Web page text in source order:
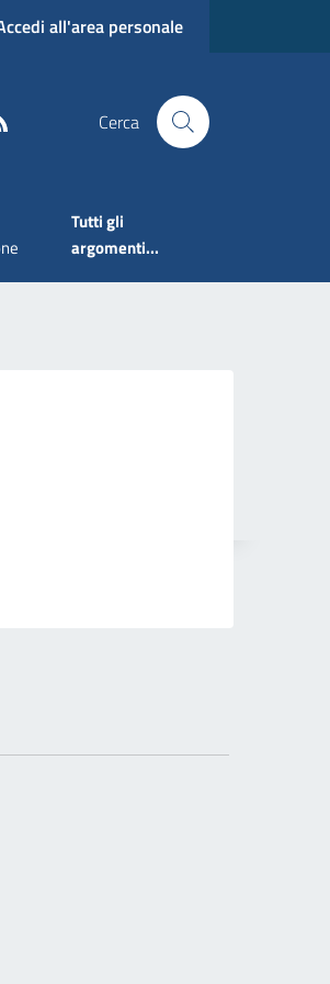
all'area personale
Cerca
Tutti gli
argomenti...